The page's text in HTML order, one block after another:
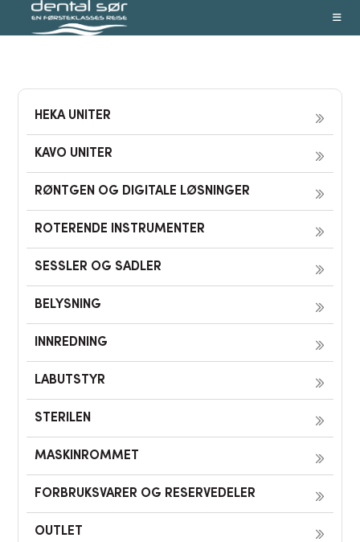
HEKA UNITER
KAVO UNITER
RØNTGEN OG DIGITALE LØSNINGER
ROTERENDE INSTRUMENTER
SESSLER OG SADLER
BELYSNING
INNREDNING
LABUTSTYR
STERILEN
MASKINROMMET
FORBRUKSVARER OG RESERVEDELER
OUTLET